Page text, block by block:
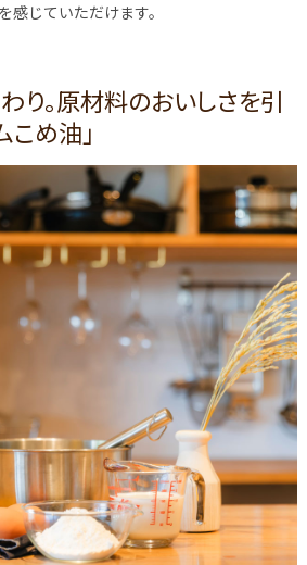
感じていただけます。
り。原材料のおいしさを引
こめ油」